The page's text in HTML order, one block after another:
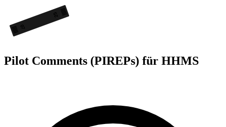
25
07
Pilot Comments (PIREPs) für HHMS